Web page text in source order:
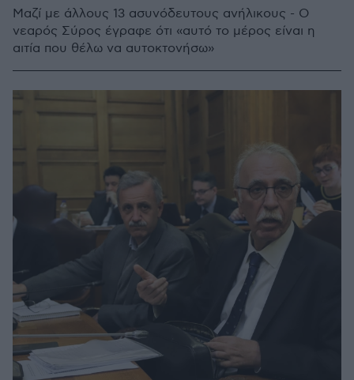
Μαζί με άλλους 13 ασυνόδευτους ανήλικους - Ο
νεαρός Σύρος έγραφε ότι «αυτό το μέρος είναι η
αιτία που θέλω να αυτοκτονήσω»